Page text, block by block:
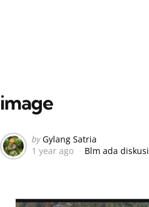
image
Posted
by
by Gylang Satria
1 year ago
Blm ada diskusi